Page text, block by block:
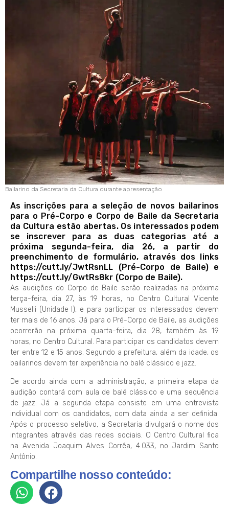
Bailarino da Secretaria da Cultura durante apresentação
As inscrições para a seleção de novos bailarinos
para o Pré-Corpo e Corpo de Baile da Secretaria
da Cultura estão abertas. Os interessados podem
se inscrever para as duas categorias até a
próxima segunda-feira, dia 26, a partir do
preenchimento de formulário, através dos links
https://cutt.ly/JwtRsnLL (Pré-Corpo de Baile) e
https://cutt.ly/GwtRs8kr (Corpo de Baile).
As audições do Corpo de Baile serão realizadas na próxima
terça-feira, dia 27, às 19 horas, no Centro Cultural Vicente
Musselli (Unidade I), e para participar os interessados devem
ter mais de 16 anos. Já para o Pré-Corpo de Baile, as audições
ocorrerão na próxima quarta-feira, dia 28, também às 19
horas, no Centro Cultural. Para participar os candidatos devem
ter entre 12 e 15 anos. Segundo a prefeitura, além da idade, os
bailarinos devem ter experiência no balé clássico e jazz.
De acordo ainda com a administração, a primeira etapa da
audição contará com aula de balé clássico e uma sequência
de jazz. Já a segunda etapa consiste em uma entrevista
individual com os candidatos, com data ainda a ser definida.
Após o processo seletivo, a Secretaria divulgará o nome dos
integrantes através das redes sociais. O Centro Cultural fica
na Avenida Joaquim Alves Corrêa, 4.033, no Jardim Santo
Antônio.
Compartilhe nosso conteúdo: